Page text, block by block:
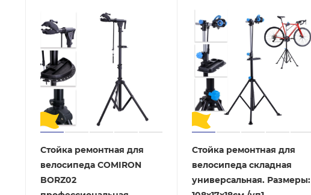
Стойка ремонтная для
велосипеда COMIRON
BORZ02
Стойка ремонтная для
велосипеда складная
универсальная. Размеры: